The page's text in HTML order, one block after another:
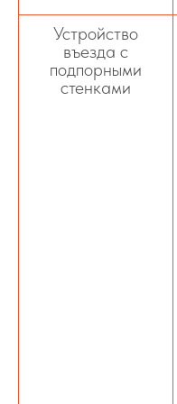
Устройство
въезда с
подпорными
стенками